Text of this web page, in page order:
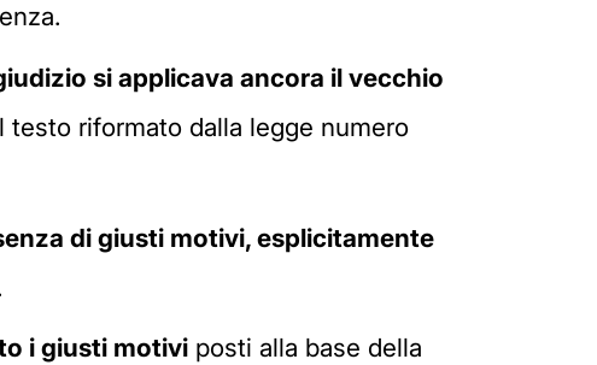
si applicava ancora il vecchio
riformato dalla legge numero
di giusti motivi, esplicitamente
i giusti motivi posti alla base della